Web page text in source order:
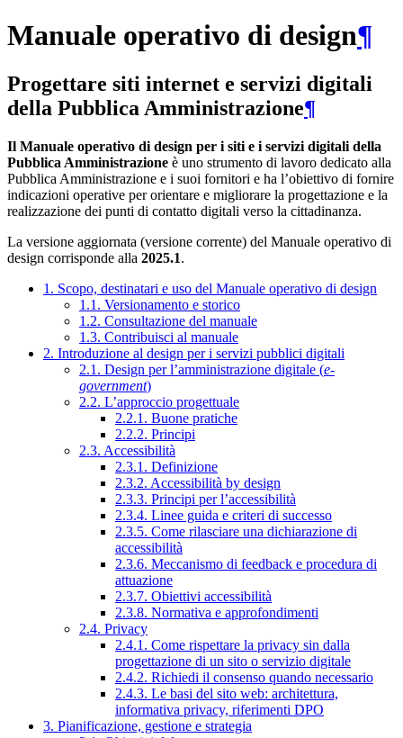
Manuale operativo di design¶
Progettare siti internet e servizi digitali
della Pubblica Amministrazione¶
Il Manuale operativo di design per i siti e i servizi digitali della
Pubblica Amministrazione è uno strumento di lavoro dedicato alla
Pubblica Amministrazione e i suoi fornitori e ha l’obiettivo di fornire
indicazioni operative per orientare e migliorare la progettazione e la
realizzazione dei punti di contatto digitali verso la cittadinanza.
La versione aggiornata (versione corrente) del Manuale operativo di
design corrisponde alla 2025.1.
1. Scopo, destinatari e uso del Manuale operativo di design
1.1. Versionamento e storico
1.2. Consultazione del manuale
1.3. Contribuisci al manuale
2. Introduzione al design per i servizi pubblici digitali
2.1. Design per l’amministrazione digitale (e-
government)
2.2. L’approccio progettuale
2.2.1. Buone pratiche
2.2.2. Principi
2.3. Accessibilità
2.3.1. Definizione
2.3.2. Accessibilità by design
2.3.3. Principi per l’accessibilità
2.3.4. Linee guida e criteri di successo
2.3.5. Come rilasciare una dichiarazione di
accessibilità
2.3.6. Meccanismo di feedback e procedura di
attuazione
2.3.7. Obiettivi accessibilità
2.3.8. Normativa e approfondimenti
2.4. Privacy
2.4.1. Come rispettare la privacy sin dalla
progettazione di un sito o servizio digitale
2.4.2. Richiedi il consenso quando necessario
2.4.3. Le basi del sito web: architettura,
informativa privacy, riferimenti DPO
3. Pianificazione, gestione e strategia